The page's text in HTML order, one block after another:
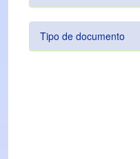
Tipo de documento